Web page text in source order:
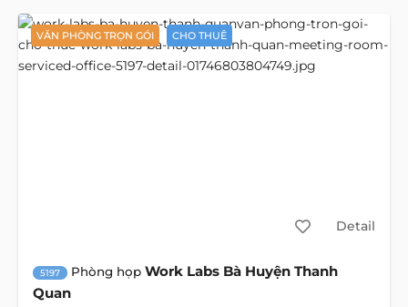
VĂN PHÒNG TRỌN GÓI CHO THUÊ
Detail
5197 Phòng họp Work Labs Bà Huyện Thanh
Quan